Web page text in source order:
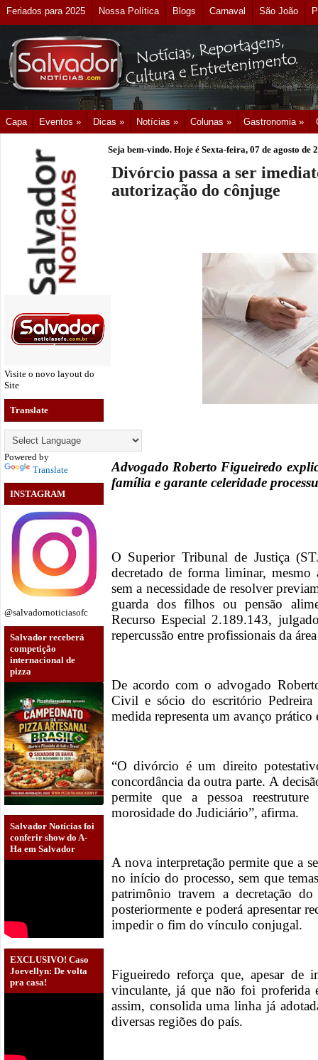
Feriados para 2025 Nossa Política Blogs Carnaval São João
Capa Eventos » Dicas » Notícias » Colunas » Gastronomia »
Visite o novo layout do
Site
Translate
Powered by
Translate
INSTAGRAM
@salvadornoticiasofc
Salvador receberá
competição
internacional de
pizza
Salvador Notícias foi
conferir show do A-
Ha em Salvador
EXCLUSIVO! Caso
Joevellyn: De volta
pra casa!
Seja bem-vindo. Hoje é Sexta-feira, 07 de agosto de
Divórcio passa a ser
autorização do cônjuge
Advogado Roberto Figueiredo
família e garante celeridade
O Superior Tribunal de Justiça
decretado de forma liminar,
sem a necessidade de resolver
guarda dos filhos ou pensão
Recurso Especial 2.189.143,
repercussão entre profissionais da
De acordo com o advogado
Civil e sócio do escritório Pedreira
medida representa um avanço
“O divórcio é um direito
concordância da outra parte. A
permite que a pessoa
morosidade do Judiciário”, afirma.
A nova interpretação permite que a
no início do processo, sem que
patrimônio travem a decretação
posteriormente e poderá apresentar
impedir o fim do vínculo conjugal.
Figueiredo reforça que, apesar de
vinculante, já que não foi proferida
assim, consolida uma linha já
diversas regiões do país.